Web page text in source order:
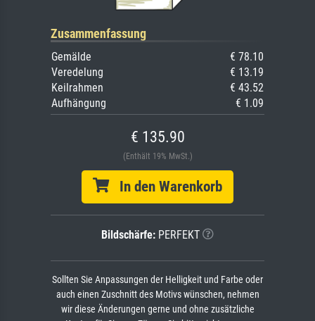
Zusammenfassung
Gemälde
€ 78.10
Veredelung
€ 13.19
Keilrahmen
€ 43.52
Aufhängung
€ 1.09
€ 135.90
(Enthält 19% MwSt.)
In den Warenkorb
Bildschärfe: PERFEKT
Sollten Sie Anpassungen der Helligkeit und Farbe oder
auch einen Zuschnitt des Motivs wünschen, nehmen
wir diese Änderungen gerne und ohne zusätzliche